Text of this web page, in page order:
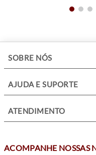
SOBRE NÓS
AJUDA E SUPORTE
ATENDIMENTO
ACOMPANHE NOSSAS